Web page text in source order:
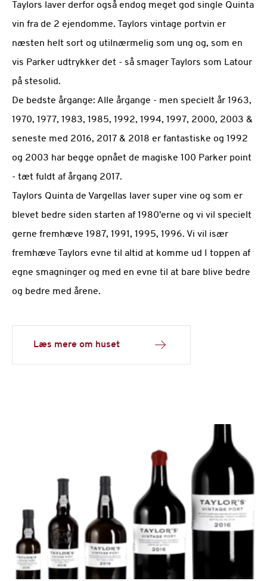
Taylors laver derfor også endog meget god single Quinta
vin fra de 2 ejendomme. Taylors vintage portvin er
næsten helt sort og utilnærmelig som ung og, som en
vis Parker udtrykker det - så smager Taylors som Latour
på stesolid.
De bedste årgange: Alle årgange - men specielt år 1963,
1970, 1977, 1983, 1985, 1992, 1994, 1997, 2000, 2003 &
seneste med 2016, 2017 & 2018 er fantastiske og 1992
og 2003 har begge opnået de magiske 100 Parker point
- tæt fuldt af årgang 2017.
Taylors Quinta de Vargellas laver super vine og som er
blevet bedre siden starten af 1980'erne og vi vil specielt
gerne fremhæve 1987, 1991, 1995, 1996. Vi vil især
fremhæve Taylors evne til altid at komme ud I toppen af
egne smagninger og med en evne til at bare blive bedre
og bedre med årene.
Læs mere om huset